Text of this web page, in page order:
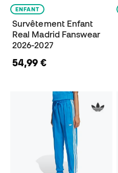
ENFANT
Survêtement Enfant
Real Madrid Fanswear
2026-2027
54,99 €